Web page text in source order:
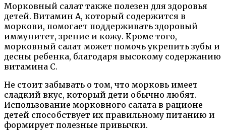
Морковный салат также полезен для здоровья
детей. Витамин А, который содержится в
моркови, помогает поддерживать здоровый
иммунитет, зрение и кожу. Кроме того,
морковный салат может помочь укрепить зубы и
десны ребенка, благодаря высокому содержанию
витамина С.
Не стоит забывать о том, что морковь имеет
сладкий вкус, который дети обычно любят.
Использование морковного салата в рационе
детей способствует их правильному питанию и
формирует полезные привычки.